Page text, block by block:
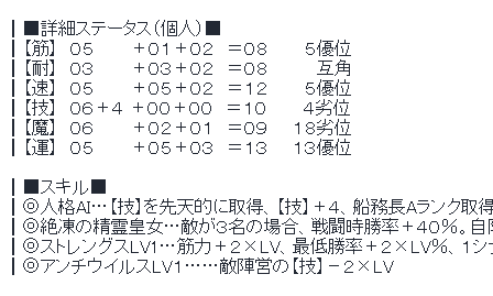
┃■詳細ステータス（個人）■
┃【筋】　０５　　　＋０１＋０２　＝０８　　　５優位
┃【耐】　０３　　　＋０３＋０２　＝０８　　　　互角
┃【速】　０５　　　＋０５＋０２　＝１２　　　５優位
┃【技】　０６＋４ ＋００＋００　＝１０　　　４劣位
┃【魔】　０６　　　＋０２＋０１　＝０９　　１８劣位
┃【運】　０５　　　＋０５＋０３　＝１３　　１３優位
┃■スキル■
┃◎人格AI…【技】を先天的に取得、【技】＋４、船務長Aランク取
┃◎絶凍の精霊皇女…敵が３名の場合、戦闘時勝率＋４０％。自
┃◎ストレングスLV1…筋力＋２×LV、最低勝率＋２×LV％、１
┃◎アンチウイルスLV１……敵陣営の【技】－２×LV